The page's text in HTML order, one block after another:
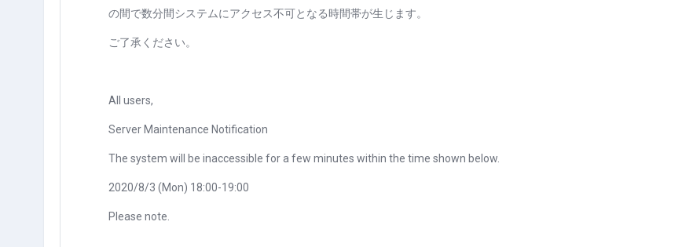
の間で数分間システムにアクセス不可となる時間帯が生じます。
ご了承ください。
All users,
Server Maintenance Notification
The system will be inaccessible for a few minutes within the time shown below.
2020/8/3 (Mon) 18:00-19:00
Please note.